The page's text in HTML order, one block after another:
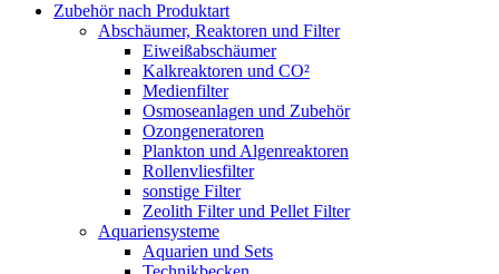
Zubehör nach Produktart
Abschäumer, Reaktoren und Filter
Eiweißabschäumer
Kalkreaktoren und CO²
Medienfilter
Osmoseanlagen und Zubehör
Ozongeneratoren
Plankton und Algenreaktoren
Rollenvliesfilter
sonstige Filter
Zeolith Filter und Pellet Filter
Aquariensysteme
Aquarien und Sets